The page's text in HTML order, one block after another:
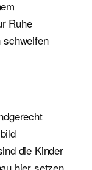
Ruhe
schweifen
die Kinder